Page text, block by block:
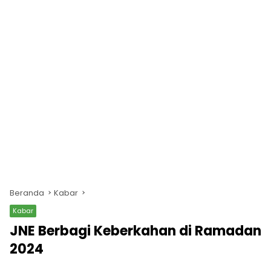
Beranda Kabar
Kabar
JNE Berbagi Keberkahan di Ramadan
2024